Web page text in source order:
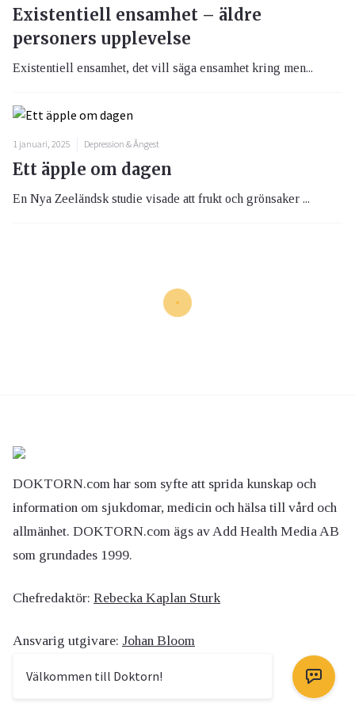
Existentiell ensamhet – äldre
personers upplevelse
Existentiell ensamhet, det vill säga ensamhet kring men...
1 januari, 2025 Depression & Ångest
Ett äpple om dagen
En Nya Zeeländsk studie visade att frukt och grönsaker ...
Välkommen till Doktorn!
DOKTORN.com har som syfte att sprida kunskap och
information om sjukdomar, medicin och hälsa till vård och
allmänhet. DOKTORN.com ägs av Add Health Media AB
som grundades 1999.
Chefredaktör: Rebecka Kaplan Sturk
Ansvarig utgivare: Johan Bloom
Kontakta redaktionen på info@doktorn.com